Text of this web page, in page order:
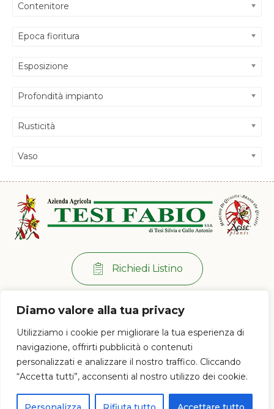
Diamo valore alla tua privacy
Utilizziamo i cookie per migliorare la tua esperienza di
navigazione, offrirti pubblicità o contenuti
personalizzati e analizzare il nostro traffico. Cliccando
“Accetta tutti”, acconsenti al nostro utilizzo dei cookie.
Contenitore
Epoca fioritura
Esposizione
Profondità impianto
Rusticità
Vaso
Richiedi Listino
Per info:
+39 0573 38 20 77
Via di Ramini, 129/D - 51030 Pistoia (PT)
Lun - Ven: 8:00 / 12:00 - 13:30 / 17:00
© 2023 Az. Agricola Tesi Fabio s.s.a. di Tesi Silvia e Gallo Antonio - P.IVA e
CF 01628120477